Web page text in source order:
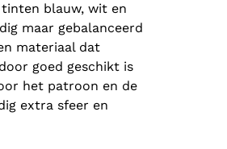
blauw, wit en
maar gebalanceerd
materiaal dat
goed geschikt is
het patroon en de
extra sfeer en